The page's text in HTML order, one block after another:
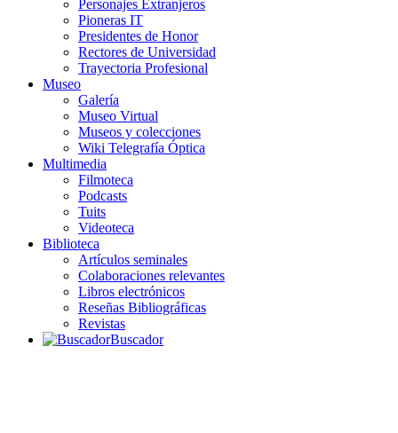
Personajes Extranjeros
Pioneras IT
Presidentes de Honor
Rectores de Universidad
Trayectoria Profesional
Museo
Galería
Museo Virtual
Museos y colecciones
Wiki Telegrafía Óptica
Multimedia
Filmoteca
Podcasts
Tuits
Videoteca
Biblioteca
Artículos seminales
Colaboraciones relevantes
Libros electrónicos
Reseñas Bibliográficas
Revistas
Buscador